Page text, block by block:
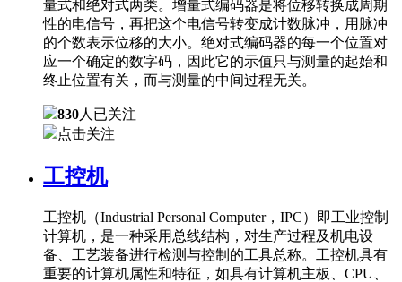
量式和绝对式两类。增量式编码器是将位移转换成周期
性的电信号，再把这个电信号转变成计数脉冲，用脉冲
的个数表示位移的大小。绝对式编码器的每一个位置对
应一个确定的数字码，因此它的示值只与测量的起始和
终止位置有关，而与测量的中间过程无关。
830人已关注
点击关注
工控机
工控机（Industrial Personal Computer，IPC）即工业控制
计算机，是一种采用总线结构，对生产过程及机电设
备、工艺装备进行检测与控制的工具总称。工控机具有
重要的计算机属性和特征，如具有计算机主板、CPU、